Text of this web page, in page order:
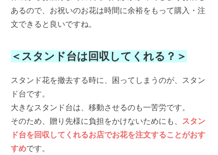
あるので、お祝いのお花は時間に余裕をもって購入・注
文できると良いですね。
＜スタンド台は回収してくれる？＞
スタンド花を撤去する時に、困ってしまうのが、スタン
ド台です。
大きなスタンド台は、移動させるのも一苦労です。
そのため、贈り先様に負担をかけないためにも、 スタン
ド台を回収してくれるお店でお花を注文することがおす
すめです。